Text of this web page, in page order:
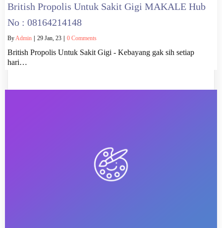
British Propolis Untuk Sakit Gigi MAKALE Hub
No : 08164214148
By Admin | 29 Jan, 23 | 0 Comments
British Propolis Untuk Sakit Gigi - Kebayang gak sih setiap
hari…